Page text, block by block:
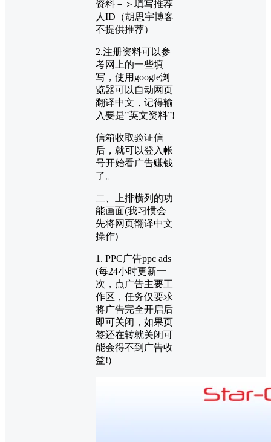
资料－＞填写推荐
人ID（胡思宇博客
不提供推荐）
2.注册资料可以参
考网上的一些填
写，使用google浏
览器可以自动网页
翻译中文，记得输
入要是”英文资料”!
信箱收取验证信
后，就可以登入帐
号开始看广告赚钱
了。
二、上排横列的功
能画面(我习惯会
先将网页翻译中文
操作)
1. PPC广告ppc ads
(每24小时更新一
次，点广告主要工
作区，任务仅要求
将广告完全开启后
即可关闭，如果页
签还在转就关闭可
能会得不到广告收
益!)